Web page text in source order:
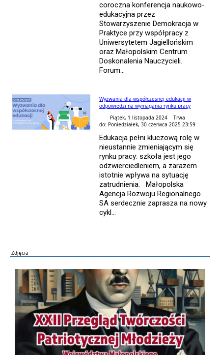
coroczna konferencja naukowo-
edukacyjna przez
Stowarzyszenie Demokracja w
Praktyce przy współpracy z
Uniwersytetem Jagiellońskim
oraz Małopolskim Centrum
Doskonalenia Nauczycieli.
Forum...
Wyzwania dla współczesnej edukacji w
odpowiedzi na wymagania rynku pracy
Piątek, 1 listopada 2024 Trwa
do: Poniedziałek, 30 czerwca 2025 23:59
Edukacja pełni kluczową rolę w
nieustannie zmieniającym się
rynku pracy: szkoła jest jego
odzwierciedleniem, a zarazem
istotnie wpływa na sytuację
zatrudnienia. Małopolska
Agencja Rozwoju Regionalnego
SA serdecznie zaprasza na nowy
cykl...
Zdjęcia